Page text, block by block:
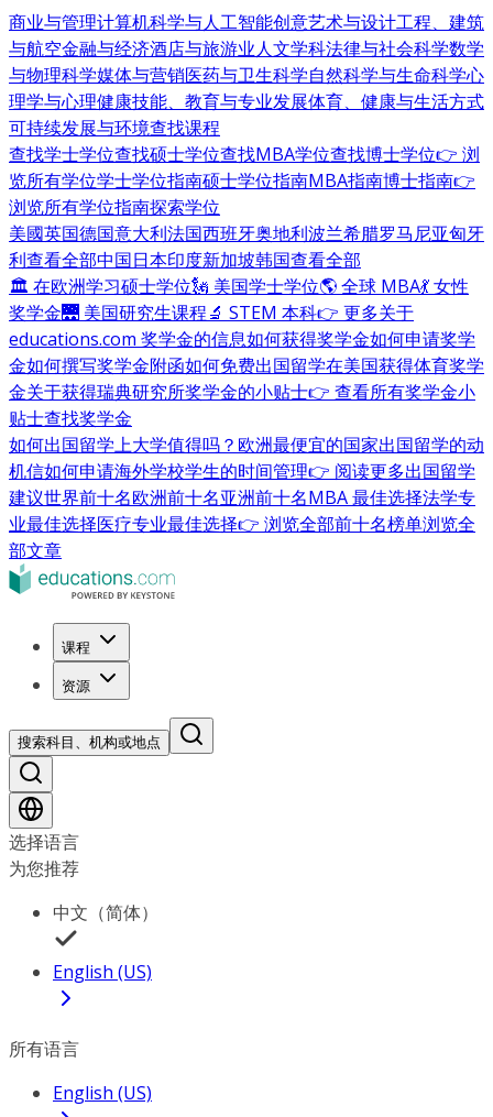
商业与管理计算机科学与人工智能创意艺术与设计工程、建筑
与航空金融与经济酒店与旅游业人文学科法律与社会科学数学
与物理科学媒体与营销医药与卫生科学自然科学与生命科学心
理学与心理健康技能、教育与专业发展体育、健康与生活方式
可持续发展与环境查找课程
查找学士学位查找硕士学位查找MBA学位查找博士学位👉 浏
览所有学位学士学位指南硕士学位指南MBA指南博士指南👉
浏览所有学位指南探索学位
美國英国德国意大利法国西班牙奥地利波兰希腊罗马尼亚匈牙
利查看全部中国日本印度新加坡韩国查看全部
🏛 在欧洲学习硕士学位🗽 美国学士学位🌎 全球 MBA💃 女性
奖学金🌉 美国研究生课程🔬 STEM 本科👉 更多关于
educations.com 奖学金的信息如何获得奖学金如何申请奖学
金如何撰写奖学金附函如何免费出国留学在美国获得体育奖学
金关于获得瑞典研究所奖学金的小贴士👉 查看所有奖学金小
贴士查找奖学金
如何出国留学上大学值得吗？ 欧洲最便宜的国家出国留学的动
机信如何申请海外学校学生的时间管理👉 阅读更多出国留学
建议世界前十名欧洲前十名亚洲前十名MBA 最佳选择法学专
业最佳选择医疗专业最佳选择👉 浏览全部前十名榜单浏览全
部文章
课程
资源
搜索科目、机构或地点
选择语言
为您推荐
中文（简体）
English (US)
所有语言
English (US)